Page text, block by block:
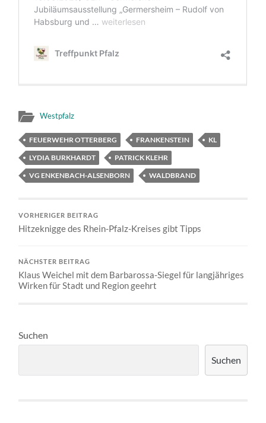
Westpfalz
FEUERWEHR OTTERBERG FRANKENSTEIN
KL
LYDIA BURKHARDT
PATRICK KLEHR
VG ENKENBACH-ALSENBORN
WALDBRAND
VORHERIGER BEITRAG
Hitzeknigge des Rhein-Pfalz-Kreises gibt Tipps
NÄCHSTER BEITRAG
Klaus Weichel mit dem Barbarossa-Siegel für langjähriges
Wirken für Stadt und Region geehrt
Suchen
Suchen